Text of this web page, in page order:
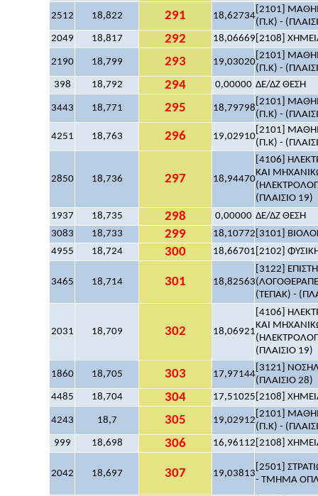
2512 18,822 291 18,62734
[2101]
(Π.Κ) -
2049
18,817 292 18,06669 [2108]
2190 18,799 293 19,03020
[2101]
(Π.Κ) -
398
18,792 294 0,00000 ΔΕ/ΔΖ ΘΕΣΗ
3443 18,771 295 18,79798
[2101]
(Π.Κ) -
4251 18,763 296 19,02910
[2101]
(Π.Κ) -
2850 18,736 297 18,94470
[4106]
ΚΑΙ
(ΠΛΑΙΣΙΟ 19)
1937
18,735 298 0,00000 ΔΕ/ΔΖ ΘΕΣΗ
3083
18,733 299 18,10772 [3101]
4955
18,724 300 18,66701 [2102]
3465 18,714 301 18,82563
[3122]
(ΤΕΠΑΚ) -
2031 18,709 302 18,06921
[4106]
ΚΑΙ
(ΠΛΑΙΣΙΟ 19)
1860 18,705 303 17,97144
[3121]
(ΠΛΑΙΣΙΟ 28)
4485
18,704 304 17,51025 [2108]
4243 18,7 305 19,02912
[2101]
(Π.Κ) -
999
18,698 306 16,96112 [2108]
2042 18,697 307 19,03813
[2501]
- ΤΜΗΜΑ